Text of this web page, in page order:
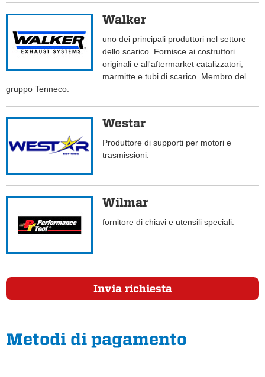
Walker
uno dei principali produttori nel settore
dello scarico. Fornisce ai costruttori
originali e all'aftermarket catalizzatori,
marmitte e tubi di scarico. Membro del
gruppo Tenneco.
Westar
Produttore di supporti per motori e
trasmissioni.
Wilmar
fornitore di chiavi e utensili speciali.
Invia richiesta
Metodi di pagamento